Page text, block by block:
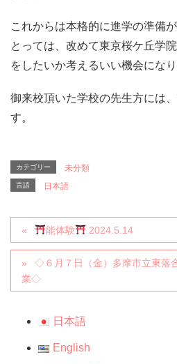
これからは本格的に進学の準備
とっては、改めて東京桜ケ丘学
をしたいか考えるいい機会になり
御来校頂いた学校の先生方には
す。
カテゴリー 未分類
言語 日本語
能体験 2024.5.14
◇６月７日（金）多摩市立東落
業◇
日本語
English